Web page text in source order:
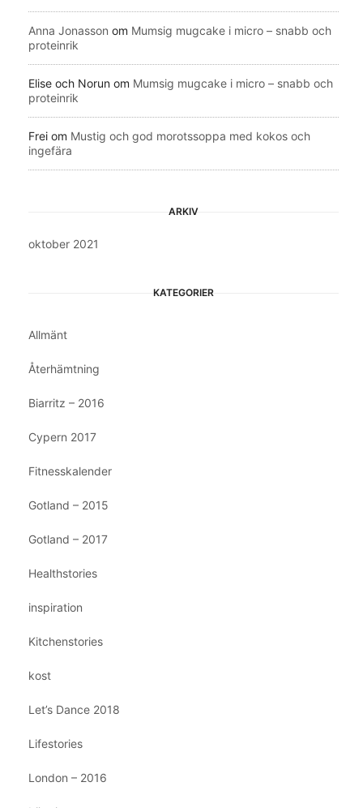
Anna Jonasson om Mumsig mugcake i micro – snabb och
proteinrik
Elise och Norun om Mumsig mugcake i micro – snabb och
proteinrik
Frei om Mustig och god morotssoppa med kokos och
ingefära
ARKIV
oktober 2021
KATEGORIER
Allmänt
Återhämtning
Biarritz – 2016
Cypern 2017
Fitnesskalender
Gotland – 2015
Gotland – 2017
Healthstories
inspiration
Kitchenstories
kost
Let’s Dance 2018
Lifestories
London – 2016